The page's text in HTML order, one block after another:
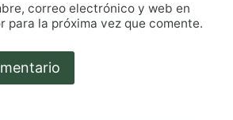
correo electrónico y web en
para la próxima vez que comente.